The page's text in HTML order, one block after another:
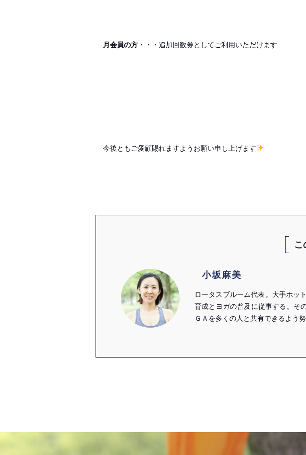
月会員の方 ・・・追加回数券としてご利用いただけます
今後ともご愛顧賜れますようお願い申し上げます
こ
小坂麻美
ロータスブルーム代表。大手ホッ
育成とヨガの普及に従事する。そ
ＧＡを多くの人と共有できるよう努